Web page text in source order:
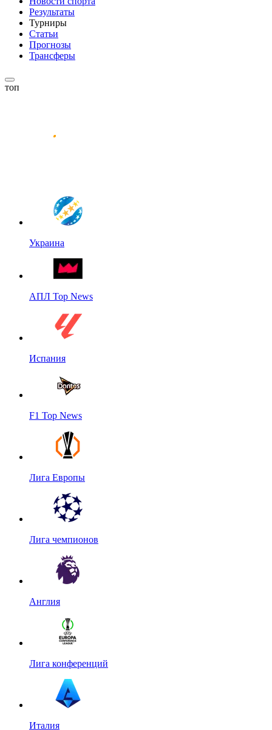
Результаты
Турниры
Статьи
Прогнозы
Трансферы
топ
Украина
АПЛ Top News
Испания
F1 Top News
Лига Европы
Лига чемпионов
Англия
Лига конференций
Италия